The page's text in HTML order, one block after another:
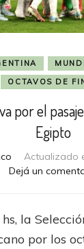
OCTAVOS DE
por el
Egipto
Actualizado
Dejá un
la
por los